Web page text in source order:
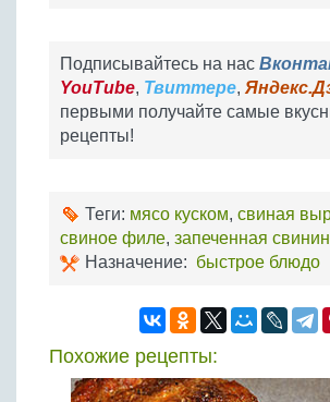
Подписывайтесь на нас
YouTube, Твиттере,
первыми получайте самые
рецепты!
Теги: мясо куском, свиная
свиное филе, запеченная
Назначение: быстрое блюдо
Похожие рецепты: